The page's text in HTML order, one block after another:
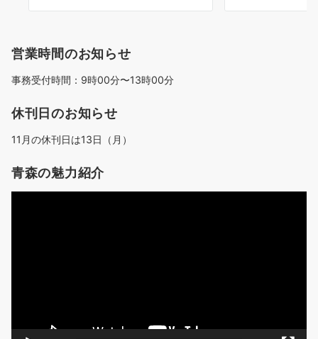
営業時間のお知らせ
事務受付時間：9時00分〜13時00分
休刊日のお知らせ
11月の休刊日は13日（月）
青森の魅力紹介